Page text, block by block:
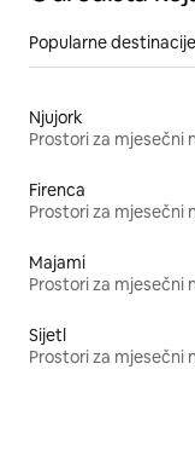
Popularne
Njujork
Prostori za mjesečni
Firenca
Prostori za mjesečni
Majami
Prostori za mjesečni
Sijetl
Prostori za mjesečni